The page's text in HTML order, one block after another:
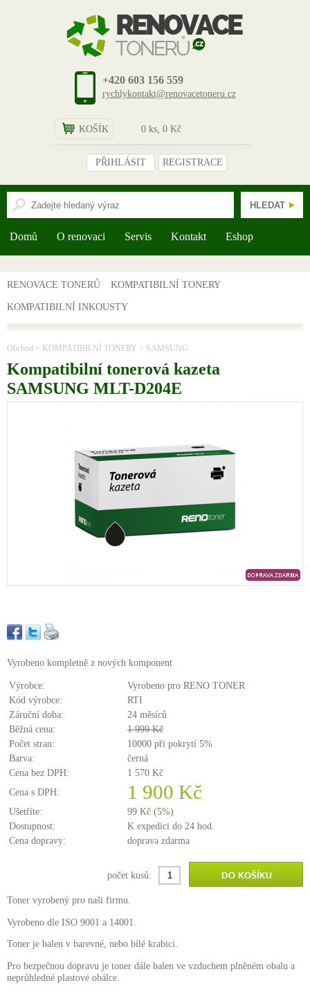
+420 603 156 559
rychlykontakt@renovacetoneru.cz
KOŠÍK 0 ks, 0 Kč
PŘIHLÁSIT REGISTRACE
Domů O renovaci Servis Kontakt Eshop
RENOVACE TONERŮ
KOMPATIBILNÍ TONERY
KOMPATIBILNÍ INKOUSTY
Obchod > KOMPATIBILNÍ TONERY > SAMSUNG
Kompatibilní tonerová kazeta
SAMSUNG MLT-D204E
Vyrobeno kompletně z nových komponent
Výrobce:
Vyrobeno pro RENO TONER
Kód výrobce:
RTI
Záruční doba:
24 měsíců
Běžná cena:
1 999 Kč
Počet stran:
10000 při pokrytí 5%
Barva:
černá
Cena bez DPH:
1 570 Kč
Cena s DPH:
1 900 Kč
Ušetříte:
99 Kč (5%)
Dostupnost:
K expedici do 24 hod.
Cena dopravy:
doprava zdarma
počet kusů:
Toner vyrobený pro naši firmu.
Vyrobeno dle ISO 9001 a 14001.
Toner je balen v barevné, nebo bílé krabici.
Pro bezpečnou dopravu je toner dále balen ve vzduchem plněném obalu a
neprůhledné plastové obálce.